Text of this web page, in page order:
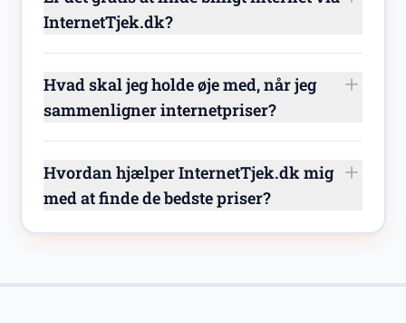
InternetTjek.dk?
Hvad skal jeg holde øje med, når jeg
sammenligner internetpriser?
Hvordan hjælper InternetTjek.dk mig
med at finde de bedste priser?